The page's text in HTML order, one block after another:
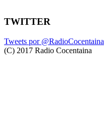
TWITTER
Tweets por @RadioCocentaina
(C) 2017 Radio Cocentaina